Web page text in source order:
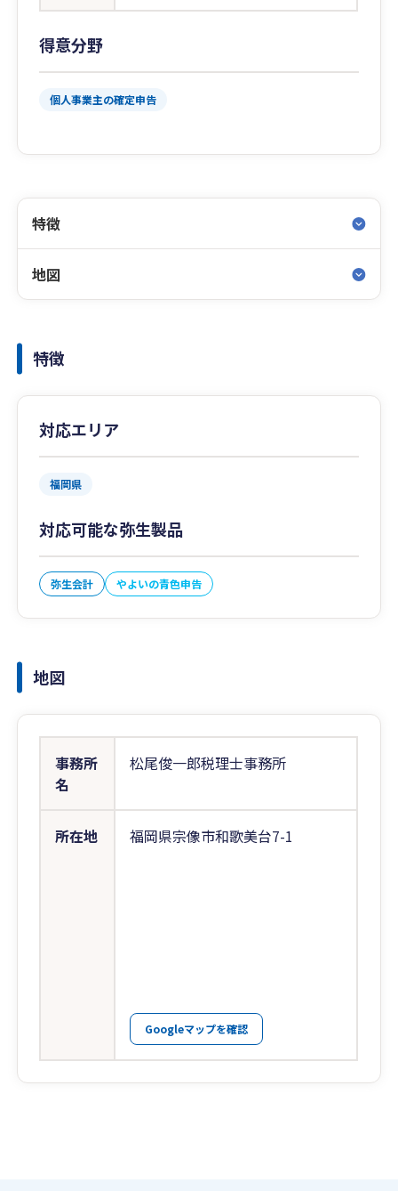
得意分野
個人事業主の確定申告
特徴
地図
特徴
対応エリア
福岡県
対応可能な弥生製品
弥生会計 やよいの青色申告
地図
事務所
名
松尾俊一郎税理士事務所
所在地 福岡県宗像市和歌美台7-1
Googleマップを確認